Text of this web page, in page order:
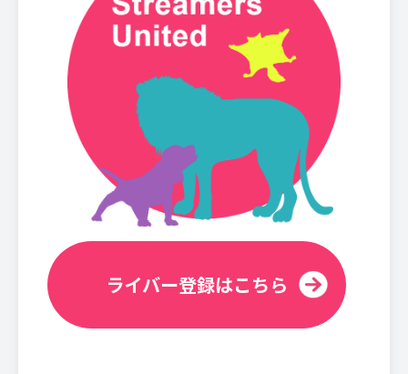
ライバー登録はこちら